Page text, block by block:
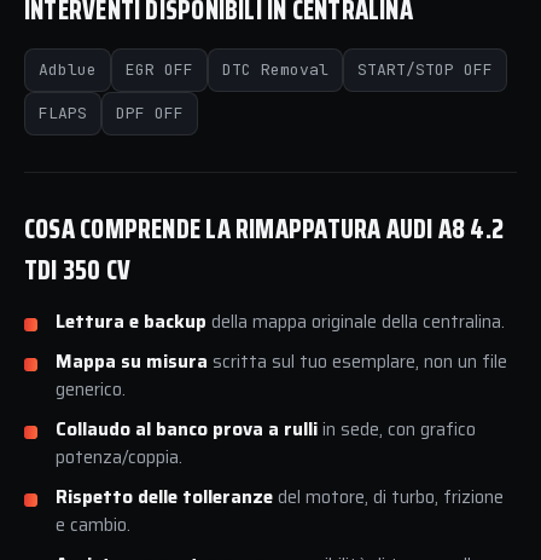
INTERVENTI DISPONIBILI IN CENTRALINA
Adblue EGR OFF DTC Removal START/STOP OFF
FLAPS DPF OFF
COSA COMPRENDE LA RIMAPPATURA AUDI A8 4.2
TDI 350 CV
Lettura e backup della mappa originale della centralina.
Mappa su misura scritta sul tuo esemplare, non un file
generico.
Collaudo al banco prova a rulliin sede, con grafico
potenza/coppia.
Rispetto delle tolleranzedel motore, di turbo, frizione
e cambio.